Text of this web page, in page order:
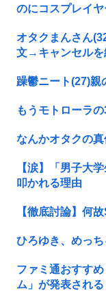
のにコスプレイ
オタクまんさん
文→キャンセルを
躁鬱ニート(27)親
もうモトローラ
なんかオタクの
【涙】「男子大
叩かれる理由
【徹底討論】何
ひろゆき、めっ
ファミ通おすす
ム」が発表される